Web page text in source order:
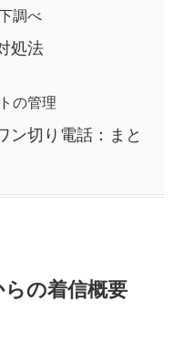
調べ
処法
の管理
ン切り電話：まと
らの着信概要